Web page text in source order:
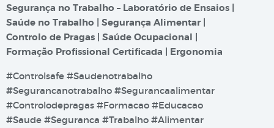
Segurança no Trabalho – Laboratório de Ensaios |
Saúde no Trabalho | Segurança Alimentar |
Controlo de Pragas | Saúde Ocupacional |
Formação Profissional Certificada | Ergonomia
#Controlsafe #Saudenotrabalho
#Segurancanotrabalho #Segurancaalimentar
#Controlodepragas #Formacao #Educacao
#Saude #Seguranca #Trabalho #Alimentar